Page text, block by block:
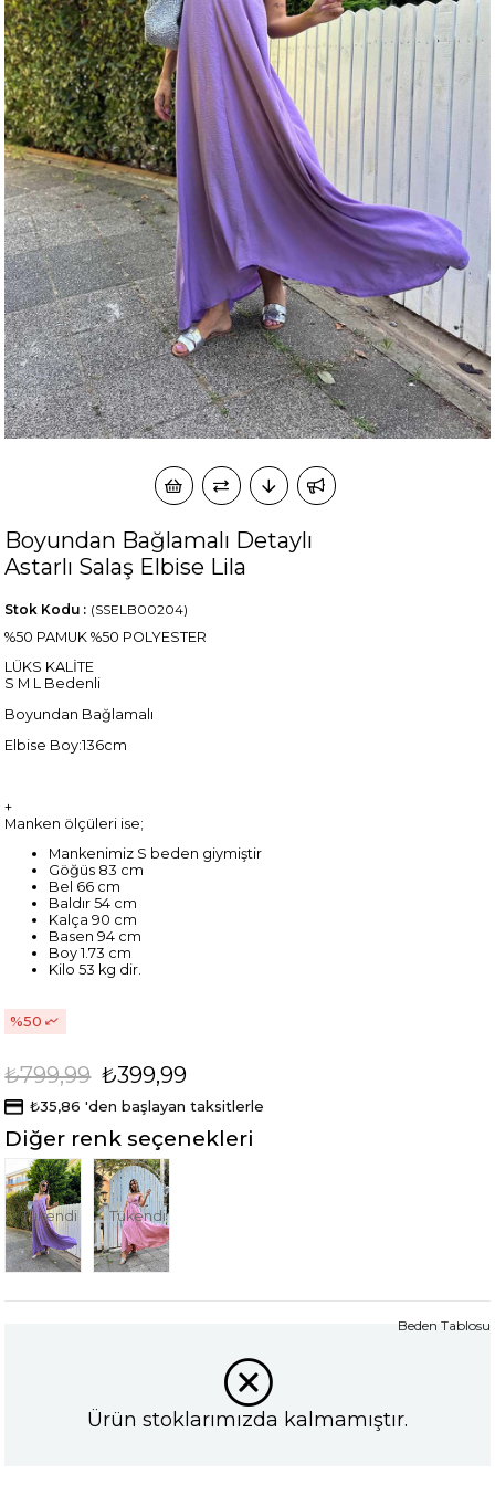
Boyundan Bağlamalı Detaylı
Astarlı Salaş Elbise Lila
(SSELB00204)
Stok Kodu
%50 PAMUK %50 POLYESTER
LÜKS KALİTE
S M L Bedenli
Boyundan Bağlamalı
Elbise Boy:136cm
+
Manken ölçüleri ise;
Mankenimiz S beden giymiştir
Göğüs 83 cm
Bel 66 cm
Baldır 54 cm
Kalça 90 cm
Basen 94 cm
Boy 1.73 cm
Kilo 53 kg dir.
50
₺799,99 ₺399,99
₺35,86 'den başlayan taksitlerle
Diğer renk seçenekleri
Tükendi Tükendi
Ürün stoklarımızda kalmamıştır.
Beden Tablosu
okudum onay veriyorum.
Paylaştığım bilgilerinKVKK kapsamında tarafınızca korunmasını, sms ve
WhatsApp üzerinden bilgilendirmeleri almayı
kabul ediyorum.
Çevir Kazan